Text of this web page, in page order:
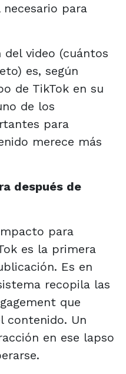
para
video (cuántos
es, según
de TikTok en su
de los
para
merece más
después de
para
es la primera
Es en
recopila las
que
contenido. Un
en ese lapso